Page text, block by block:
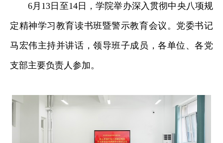
6月13日至14日，学院举办深入贯彻中央八项规
定精神学习教育读书班暨警示教育会议。党委书记
马宏伟主持并讲话，领导班子成员，各单位、各党
支部主要负责人参加。